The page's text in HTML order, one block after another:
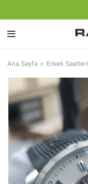
Ana Sayfa Erkek Saatleri